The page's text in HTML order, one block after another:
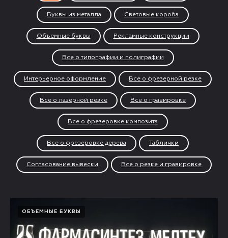
Буквы из металла Световые короба
Объемные буквы Рекламные конструкции
Все о типографии и полиграфии
Интерьерное оформление Все о фрезерной резке
Все о лазерной резке Все о гравировке
Все о фрезеровке композита
Все о фрезеровке дерева Таблички
Согласование вывески Все о резке и гравировке
ОБЪЕМНЫЕ БУКВЫ